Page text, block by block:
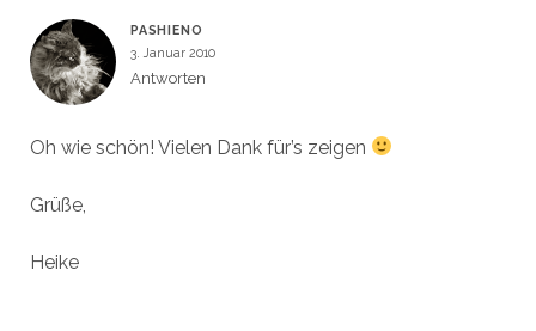
PASHIENO
3. Januar 2010
Antworten
Oh wie schön! Vielen Dank für’s zeigen
Grüße,
Heike